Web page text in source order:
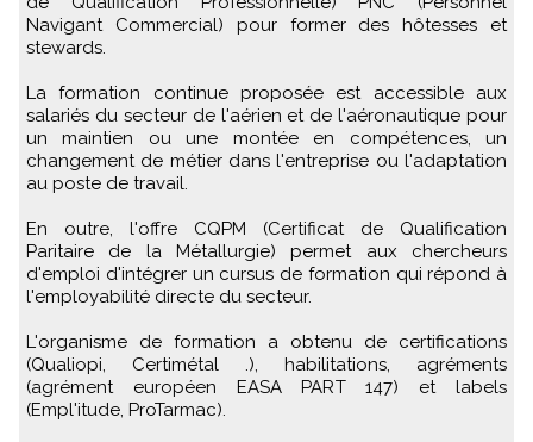
Navigant Commercial) pour former des hôtesses et
stewards.
La formation continue proposée est accessible aux
salariés du secteur de l'aérien et de l'aéronautique pour
un maintien ou une montée en compétences, un
changement de métier dans l'entreprise ou l'adaptation
au poste de travail.
En outre, l'offre CQPM (Certificat de Qualification
Paritaire de la Métallurgie) permet aux chercheurs
d'emploi d'intégrer un cursus de formation qui répond à
l'employabilité directe du secteur.
L'organisme de formation a obtenu de certifications
(Qualiopi, Certimétal .), habilitations, agréments
(agrément européen EASA PART 147) et labels
(Empl'itude, ProTarmac).